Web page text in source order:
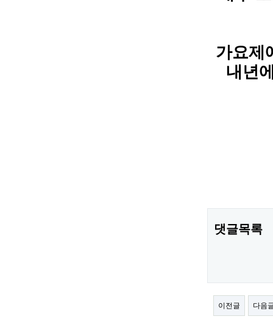
가요제
내년
댓글목록
이전글 다음